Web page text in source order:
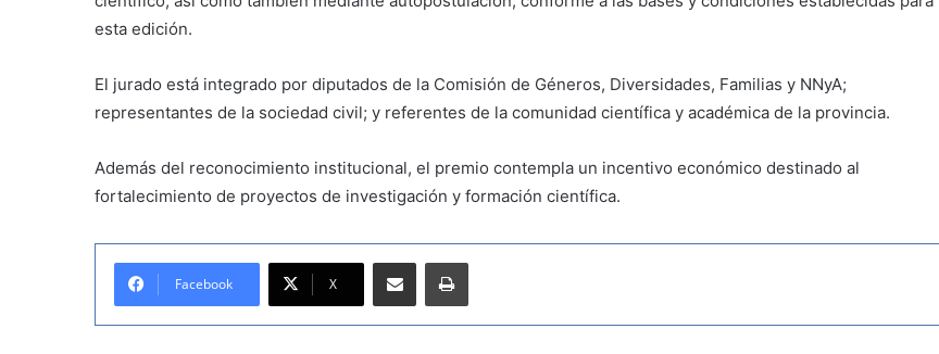
esta edición.
El jurado está integrado por diputados de la Comisión de Géneros, Diversidades, Familias y NNyA;
representantes de la sociedad civil; y referentes de la comunidad científica y académica de la provincia.
Además del reconocimiento institucional, el premio contempla un incentivo económico destinado al
fortalecimiento de proyectos de investigación y formación científica.
Facebook X